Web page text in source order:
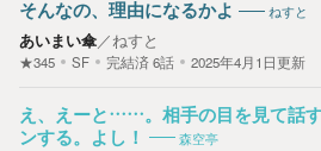
そんなの、理由になるかよ ねすと
あいまい傘／ねすと
★345 SF 完結済6話 2025年4月1日更新
え、えーと……。相手の目を見て話
ンする。よし！
森空亭